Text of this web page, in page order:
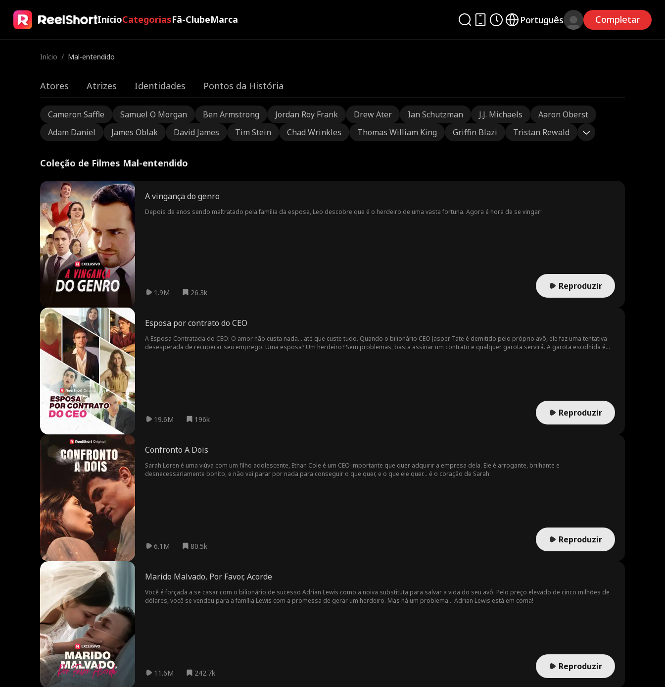
InícioCategoriasFã-ClubeMarca Português Completar
Início / Mal-entendido
Atores Atrizes Identidades Pontos da História
Cameron Saffle Samuel O Morgan Ben Armstrong Jordan Roy Frank Drew Ater Ian Schutzman J.J. Michaels
Aaron Oberst
Adam Daniel
James Oblak David James Tim Stein Chad Wrinkles Thomas William King Griffin Blazi Tristan Rewald
Coleção de Filmes Mal-entendido
A vingança do genro
Depois de anos sendo maltratado pela família da esposa, Leo descobre que é o herdeiro de uma vasta fortuna. Agora é hora de se vingar!
1.9M 26.3k
Reproduzir
Esposa por contrato do CEO
A Esposa Contratada do CEO: O amor não custa nada... até que custe tudo. Quando o bilionário CEO Jasper Tate é demitido pelo próprio avô, ele faz uma tentativa
desesperada de recuperar seu emprego. Uma esposa? Um herdeiro? Sem problemas, basta assinar um contrato e qualquer garota servirá. A garota escolhida é
19.6M 196k
Reproduzir
Confronto A Dois
Sarah Loren é uma viúva com um filho adolescente, Ethan Cole é um CEO importante que quer adquirir a empresa dela. Ele é arrogante, brilhante e
desnecessariamente bonito, e não vai parar por nada para conseguir o que quer, e o que ele quer... é o coração de Sarah.
6.1M 80.5k
Reproduzir
Marido Malvado, Por Favor, Acorde
Você é forçada a se casar com o bilionário de sucesso Adrian Lewis como a noiva substituta para salvar a vida do seu avô. Pelo preço elevado de cinco milhões de
dólares, você se vendeu para a família Lewis com a promessa de gerar um herdeiro. Mas há um problema... Adrian Lewis está em coma!
11.6M 242.7k
Reproduzir